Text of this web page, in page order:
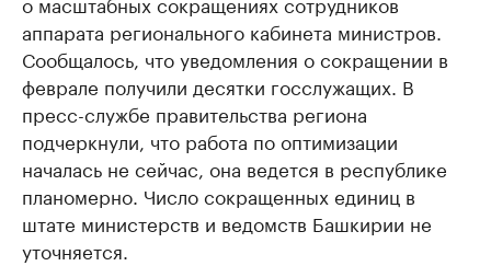
аппарата регионального кабинета министров.
Сообщалось, что уведомления о сокращении в
феврале получили десятки госслужащих. В
пресс-службе правительства региона
подчеркнули, что работа по оптимизации
началась не сейчас, она ведется в республике
планомерно. Число сокращенных единиц в
штате министерств и ведомств Башкирии не
уточняется.